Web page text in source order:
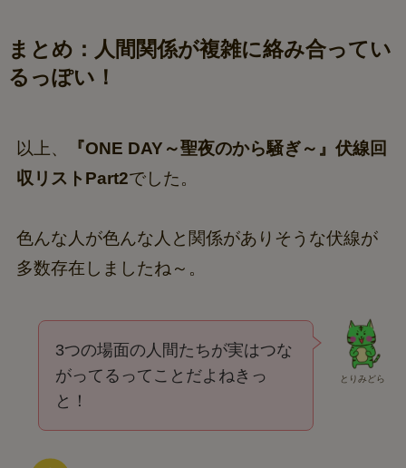
まとめ：人間関係が複雑に絡み合ってい
るっぽい！
以上、
『ONE DAY～聖夜のから騒ぎ～』伏線回
収リストPart2でした。
色んな人が色んな人と関係がありそうな伏線が
多数存在しましたね～。
とりみどら
3つの場面の人間たちが実はつな
がってるってことだよねきっ
と！